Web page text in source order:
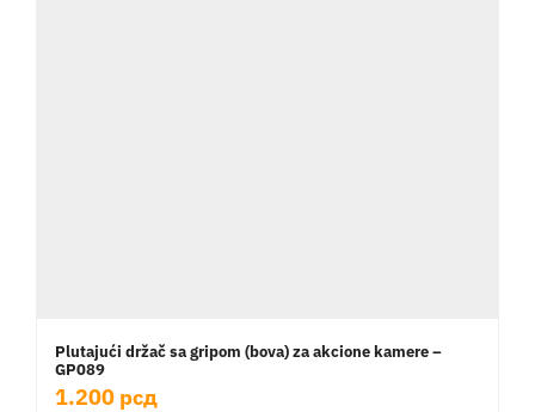
Plutajući držač sa gripom (bova) za akcione kamere –
GP089
1.200 рсд